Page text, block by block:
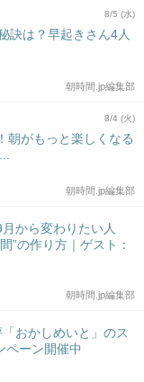
8/5 (水)
訣は？早起きさん4人
朝時間.jp編集部
8/4 (火)
朝がもっと楽しくなる
朝時間.jp編集部
から変わりたい人
”の作り方｜ゲスト：
朝時間.jp編集部
おかしめいと」のス
ペーン開催中